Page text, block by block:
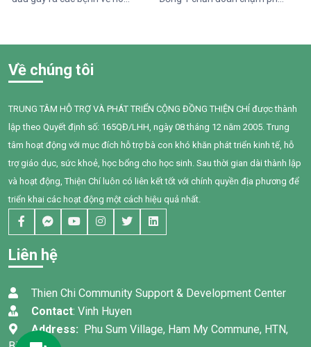
người hút thuốc bị ảnh hưởng
đặc biệt là trẻ em, phụ nữ
mang thai và người cao tuổi,
cũng phải đối mặt với nhiều
nguy cơ sức khỏe do hít phải
khói thuốc thụ động.
gặp nhiều khó khăn trong
đồng hành tận tâm của các
cô giáo, sự kiên trì của gia
đình và nỗ lực không ngừng
của chính Bối, em đã có
những bước tiến đầy tự hào.
Về chúng tôi
TRUNG TÂM HỖ TRỢ VÀ PHÁT TRIỂN CỘNG ĐỒNG THIỆN CHÍ được thành
lập theo Quyết định số: 165QĐ/LHH, ngày 08 tháng 12 năm 2005. Trung
tâm hoạt động với mục đích hỗ trợ bà con khó khăn phát triển kinh tế, hỗ
trợ giáo dục, sức khoẻ, học bổng cho học sinh. Sau thời gian dài thành lập
và hoạt động, Thiện Chí luôn có liên kết tốt với chính quyền địa phương để
triển khai các hoạt động một cách hiệu quả nhất.
Liên hệ
Thien Chi Community Support & Development Center
Contact: Vinh Huyen
Address: Phu Sum Village, Ham My Commune, HTN,